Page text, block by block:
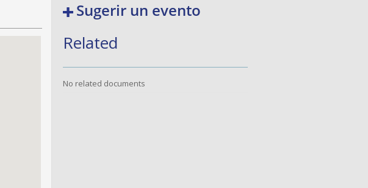
Sugerir un evento
Related
No related documents